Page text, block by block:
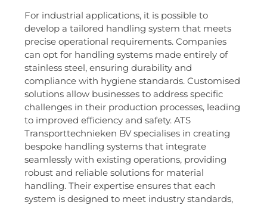
For industrial applications, it is possible to
develop a tailored handling system that meets
precise operational requirements. Companies
can opt for handling systems made entirely of
stainless steel, ensuring durability and
compliance with hygiene standards. Customised
solutions allow businesses to address specific
challenges in their production processes, leading
to improved efficiency and safety. ATS
Transporttechnieken BV specialises in creating
bespoke handling systems that integrate
seamlessly with existing operations, providing
robust and reliable solutions for material
handling. Their expertise ensures that each
system is designed to meet industry standards,